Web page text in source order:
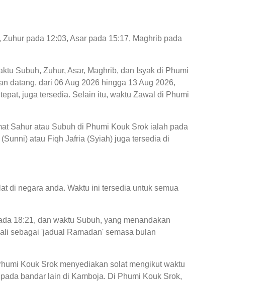
pada 12:03, Asar pada 15:17, Maghrib pada
Subuh, Zuhur, Asar, Maghrib, dan Isyak di Phumi
datang, dari 06 Aug 2026 hingga 13 Aug 2026,
juga tersedia. Selain itu, waktu Zawal di Phumi
Sahur atau Subuh di Phumi Kouk Srok ialah pada
atau Fiqh Jafria (Syiah) juga tersedia di
di negara anda. Waktu ini tersedia untuk semua
18:21, dan waktu Subuh, yang menandakan
sebagai 'jadual Ramadan' semasa bulan
Kouk Srok menyediakan solat mengikut waktu
bandar lain di Kamboja. Di Phumi Kouk Srok,